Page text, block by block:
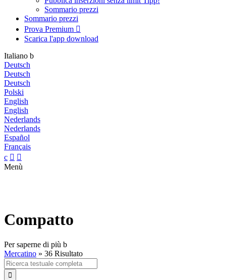
Sommario prezzi
Sommario prezzi
Prova Premium 
Scarica l'app download
Italiano b
Deutsch
Deutsch
Deutsch
Polski
English
English
Nederlands
Nederlands
Español
Français
c  
Menù
Compatto
Per saperne di più b
Mercatino » 36 Risultato
